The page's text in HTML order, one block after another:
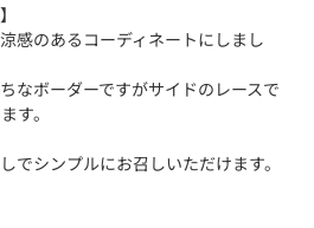
感のあるコーディネートにしまし
なボーダーですがサイドのレースで
す。
でシンプルにお召しいただけます。